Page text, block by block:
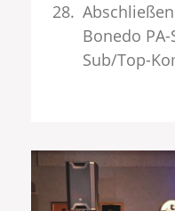
Bonedo
Sub/Top-